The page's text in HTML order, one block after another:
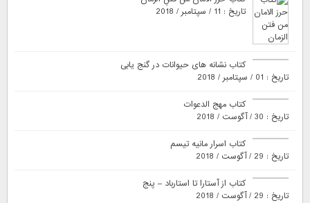
تاریخ : 11 / سپتامبر / 2018
کتاب نشانه های حیوانات در گنج یابی
تاریخ : 01 / سپتامبر / 2018
کتاب مهج الدعوات
تاریخ : 30 / آگوست / 2018
کتاب اسرار مانیه تیسم
تاریخ : 29 / آگوست / 2018
کتاب از آستارا تا استارباد – پنج
تاریخ : 29 / آگوست / 2018